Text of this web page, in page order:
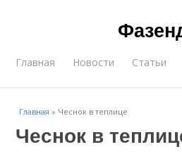
Главная Новости Статьи
Главная » Чеснок в теплице
Чеснок в